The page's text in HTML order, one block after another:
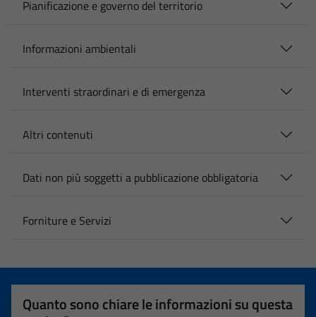
Pianificazione e governo del territorio
Informazioni ambientali
Interventi straordinari e di emergenza
Altri contenuti
Dati non più soggetti a pubblicazione obbligatoria
Forniture e Servizi
Quanto sono chiare le informazioni su questa